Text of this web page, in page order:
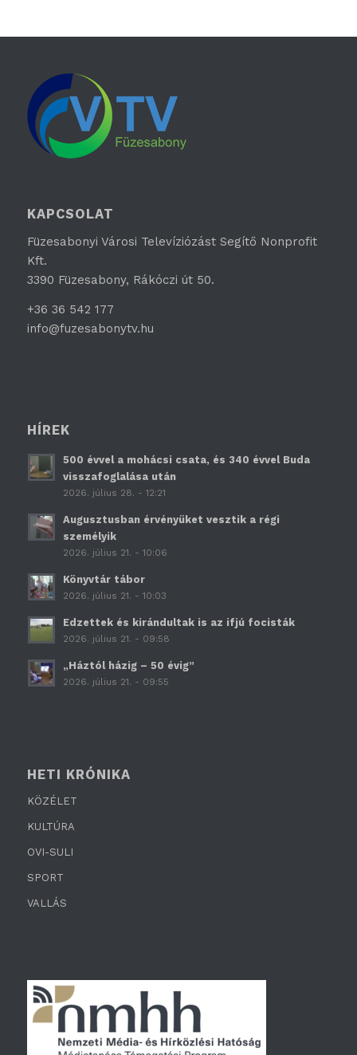
KAPCSOLAT
Füzesabonyi Városi Televíziózást Segítő Nonprofit
Kft.
3390 Füzesabony, Rákóczi út 50.
+36 36 542 177
info@fuzesabonytv.hu
HÍREK
500 évvel a mohácsi csata, és 340 évvel Buda
visszafoglalása után
2026. július 28. - 12:21
Augusztusban érvényüket vesztik a régi
személyik
2026. július 21. - 10:06
Könyvtár tábor
2026. július 21. - 10:03
Edzettek és kirándultak is az ifjú focisták
2026. július 21. - 09:58
„Háztól házig – 50 évig”
2026. július 21. - 09:55
HETI KRÓNIKA
KÖZÉLET
KULTÚRA
OVI-SULI
SPORT
VALLÁS